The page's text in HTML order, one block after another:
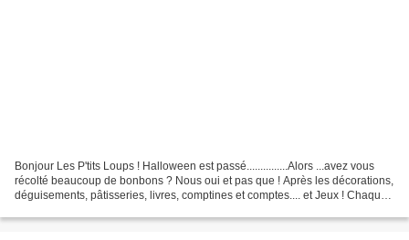
Bonjour Les P'tits Loups ! Halloween est passé...............Alors ...avez vous
récolté beaucoup de bonbons ? Nous oui et pas que ! Après les décorations,
déguisements, pâtisseries, livres, comptines et comptes.... et Jeux ! Chaque